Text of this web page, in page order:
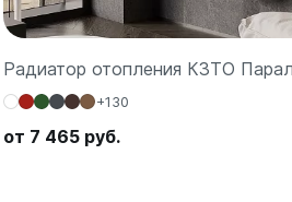
Радиатор отопления КЗТО
+130
от 7 465 руб.